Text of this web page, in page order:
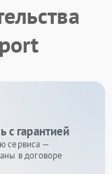
с гарантией
сервиса —
в договоре